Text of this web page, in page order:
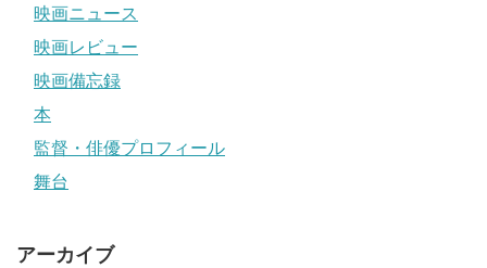
映画ニュース
映画レビュー
映画備忘録
本
監督・俳優プロフィール
舞台
アーカイブ